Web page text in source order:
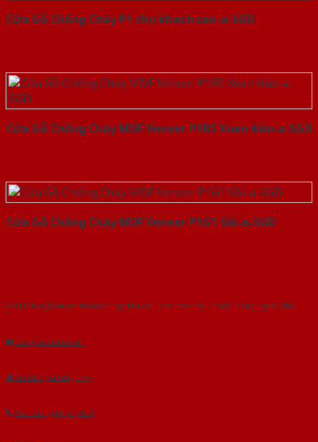
Cửa Gỗ Chống Cháy P1 cho khach san-a-SGD
Cửa Gỗ Chống Cháy MDF Veneer P1R5 Xoan Đào-a-SGD
Cửa Gỗ Chống Cháy MDF Veneer P1G1 Sồi-a-SGD
Với kinh nghiệm nhiêu năm nghiên cứu cửa theo tiêu chuẩn công nghệ Châu
Gửi yêu cầu tư vấn
Tải báo giá tổng hợp
Yêu cầu gọi lại (3 phút)